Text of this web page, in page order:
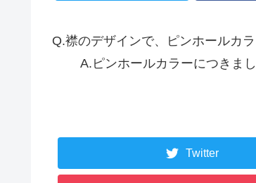
Q.襟のデザインで、ピンホールカ
A. ピンホールカラーにつきま
Twitter